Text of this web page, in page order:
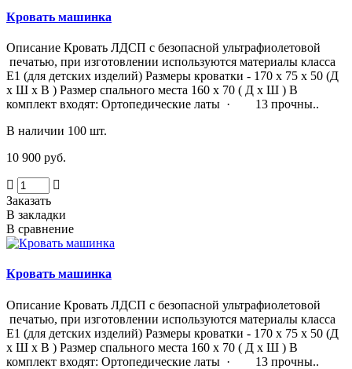
Кровать машинка
Описание Кровать ЛДСП с безопасной ультрафиолетовой
печатью, при изготовлении используются материалы класса
Е1 (для детских изделий) Размеры кроватки - 170 х 75 х 50 (Д
х Ш х В ) Размер спального места 160 х 70 ( Д х Ш ) В
комплект входят: Ортопедические латы · 13 прочны..
В наличии 100 шт.
10 900 руб.
Заказать
В закладки
В сравнение
Кровать машинка
Описание Кровать ЛДСП с безопасной ультрафиолетовой
печатью, при изготовлении используются материалы класса
Е1 (для детских изделий) Размеры кроватки - 170 х 75 х 50 (Д
х Ш х В ) Размер спального места 160 х 70 ( Д х Ш ) В
комплект входят: Ортопедические латы · 13 прочны..